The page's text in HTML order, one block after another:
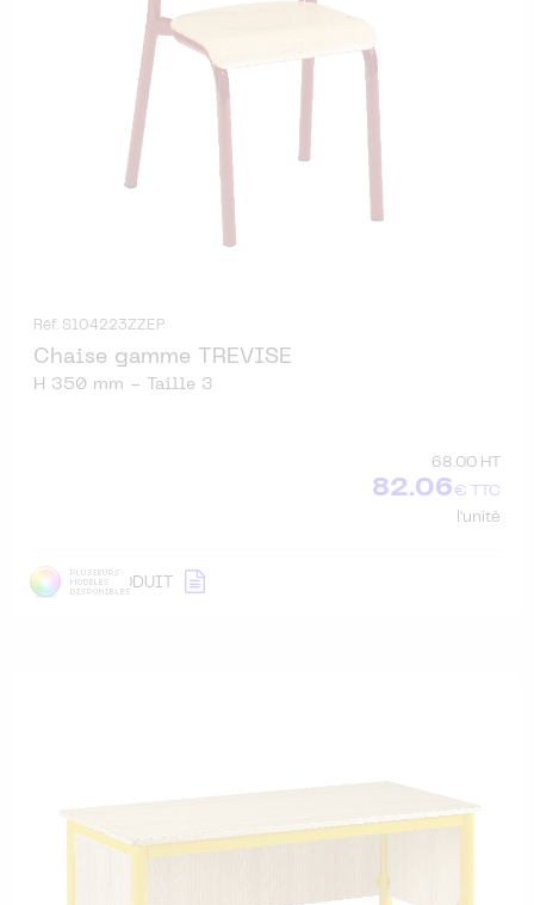
Réf. S104223ZZEP
Chaise gamme TREVISE
H 350 mm - Taille 3
68.00 HT
82.06€ TTC
l'unité
DÉTAILPRODUIT